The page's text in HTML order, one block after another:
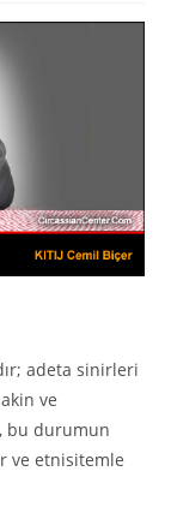
adeta sinirleri
ve
bu durumun
ve etnisitemle